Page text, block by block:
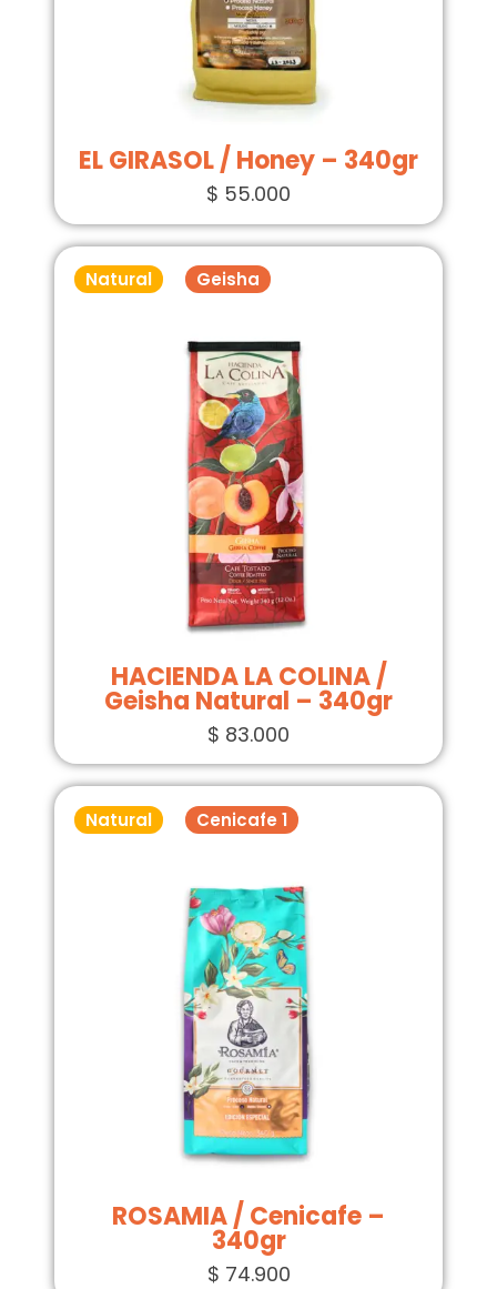
EL GIRASOL / Honey – 340gr
$ 55.000
Natural Geisha
HACIENDA LA COLINA /
Geisha Natural – 340gr
$ 83.000
Natural Cenicafe 1
ROSAMIA / Cenicafe –
340gr
$ 74.900